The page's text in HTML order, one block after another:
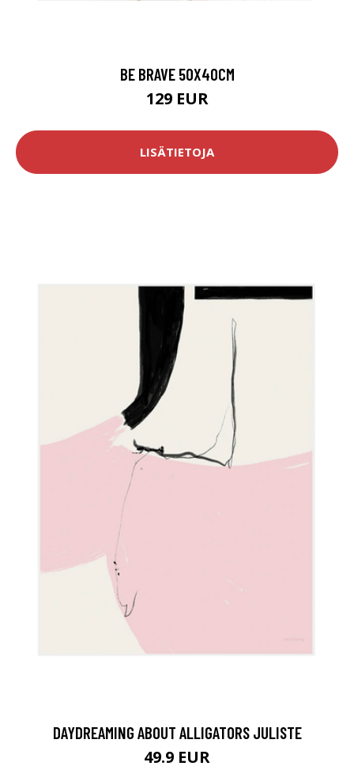
BE BRAVE 50X40CM
129 EUR
LISÄTIETOJA
DAYDREAMING ABOUT ALLIGATORS JULISTE
49.9 EUR